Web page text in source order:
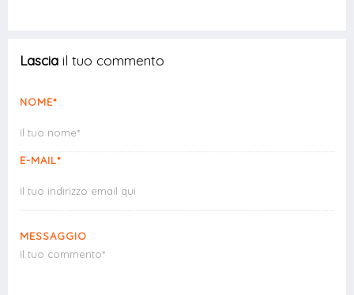
Lascia il tuo commento
NOME*
E-MAIL*
MESSAGGIO